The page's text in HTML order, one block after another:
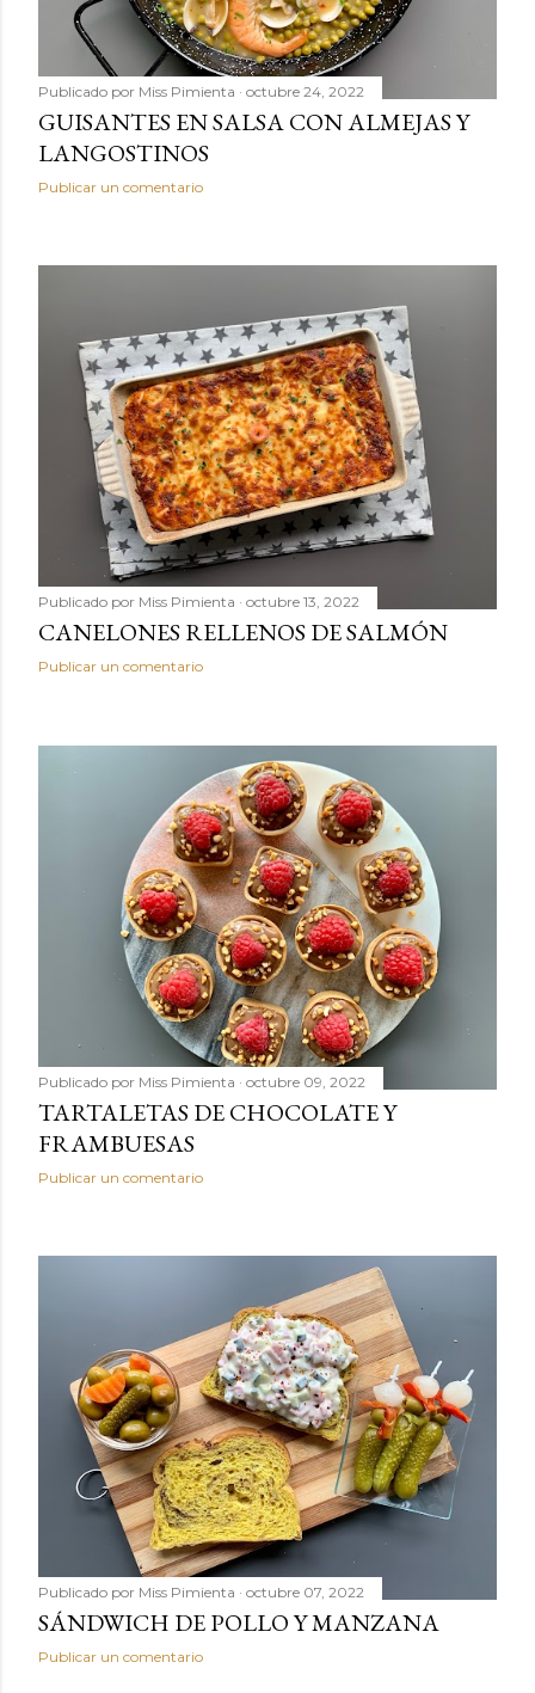
Publicado por Miss Pimienta octubre 24, 2022
GUISANTES EN SALSA CON ALMEJAS Y
LANGOSTINOS
Publicar un comentario
Publicado por Miss Pimienta octubre 13, 2022
CANELONES RELLENOS DE SALMÓN
Publicar un comentario
Publicado por Miss Pimienta octubre 09, 2022
TARTALETAS DE CHOCOLATE Y
FRAMBUESAS
Publicar un comentario
Publicado por Miss Pimienta octubre 07, 2022
SÁNDWICH DE POLLO Y MANZANA
Publicar un comentario